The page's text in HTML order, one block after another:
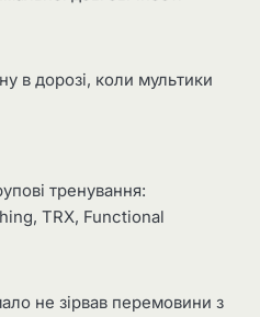
в дорозі, коли мультики
тренування:
TRX, Functional
не зірвав перемовини з